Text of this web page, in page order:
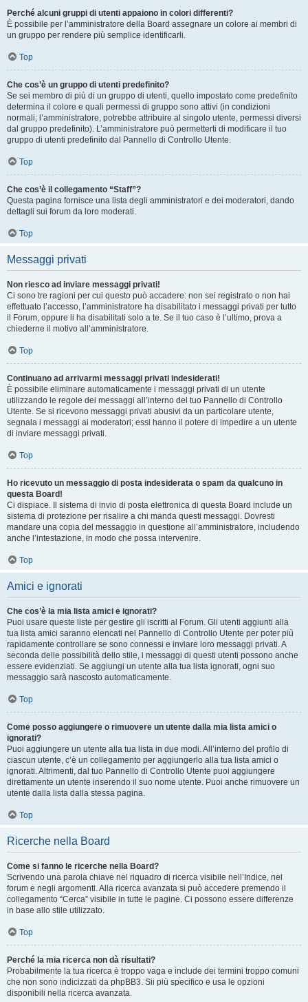
Perché alcuni gruppi di utenti appaiono in colori differenti?
È possibile per l’amministratore della Board assegnare un colore ai membri di
un gruppo per rendere più semplice identificarli.
Top
Che cos’è un gruppo di utenti predefinito?
Se sei membro di più di un gruppo di utenti, quello impostato come predefinito
determina il colore e quali permessi di gruppo sono attivi (in condizioni
normali; l’amministratore, potrebbe attribuire al singolo utente, permessi diversi
dal gruppo predefinito). L’amministratore può permetterti di modificare il tuo
gruppo di utenti predefinito dal Pannello di Controllo Utente.
Top
Che cos’è il collegamento “Staff”?
Questa pagina fornisce una lista degli amministratori e dei moderatori, dando
dettagli sui forum da loro moderati.
Top
Messaggi privati
Non riesco ad inviare messaggi privati!
Ci sono tre ragioni per cui questo può accadere: non sei registrato o non hai
effettuato l’accesso, l’amministratore ha disabilitato i messaggi privati per tutto
il Forum, oppure li ha disabilitati solo a te. Se il tuo caso è l’ultimo, prova a
chiederne il motivo all’amministratore.
Top
Continuano ad arrivarmi messaggi privati indesiderati!
È possibile eliminare automaticamente i messaggi privati ​​di un utente
utilizzando le regole dei messaggi all’interno del tuo Pannello di Controllo
Utente. Se si ricevono messaggi privati ​​abusivi da un particolare utente,
segnala i messaggi ai moderatori; essi hanno il potere di impedire a un utente
di inviare messaggi privati​​.
Top
Ho ricevuto un messaggio di posta indesiderata o spam da qualcuno in
questa Board!
Ci dispiace. Il sistema di invio di posta elettronica di questa Board include un
sistema di protezione per risalire a chi manda questi messaggi. Dovresti
mandare una copia del messaggio in questione all’amministratore, includendo
anche l’intestazione, in modo che possa intervenire.
Top
Amici e ignorati
Che cos’è la mia lista amici e ignorati?
Puoi usare queste liste per gestire gli iscritti al Forum. Gli utenti aggiunti alla
tua lista amici saranno elencati nel Pannello di Controllo Utente per poter più
rapidamente controllare se sono connessi e inviare loro messaggi privati. A
seconda delle possibilità dello stile, i messaggi di questi utenti possono anche
essere evidenziati. Se aggiungi un utente alla tua lista ignorati, ogni suo
messaggio sarà nascosto automaticamente.
Top
Come posso aggiungere o rimuovere un utente dalla mia lista amici o
ignorati?
Puoi aggiungere un utente alla tua lista in due modi. All’interno del profilo di
ciascun utente, c’è un collegamento per aggiungerlo alla tua lista amici o
ignorati. Altrimenti, dal tuo Pannello di Controllo Utente puoi aggiungere
direttamente un utente inserendo il suo nome utente. Puoi anche rimuovere un
utente dalla lista dalla stessa pagina.
Top
Ricerche nella Board
Come si fanno le ricerche nella Board?
Scrivendo una parola chiave nel riquadro di ricerca visibile nell’Indice, nei
forum e negli argomenti. Alla ricerca avanzata si può accedere premendo il
collegamento “Cerca” visibile in tutte le pagine. Ci possono essere differenze
in base allo stile utilizzato.
Top
Perché la mia ricerca non dà risultati?
Probabilmente la tua ricerca è troppo vaga e include dei termini troppo comuni
che non sono indicizzati da phpBB3. Sii più specifico e usa le opzioni
disponibili nella ricerca avanzata.